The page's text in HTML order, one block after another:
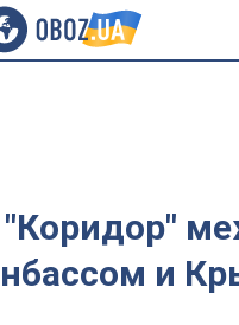
"Коридор"
и